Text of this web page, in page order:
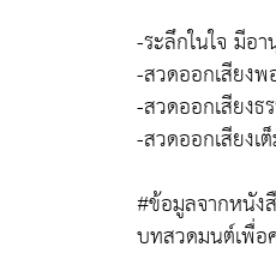
-ระลึกในใจ มีอ
-สวดออกเสียง
-สวดออกเสียง
-สวดออกเสียง
#ข้อมูลจากหนัง
บทสวดมนต์เพื่อ